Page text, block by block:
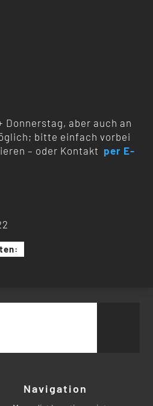
Donnerstag, aber auch an
bitte einfach vorbei
– oder Kontakt per E-
Navigation